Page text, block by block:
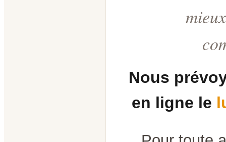
Nous
en ligne le